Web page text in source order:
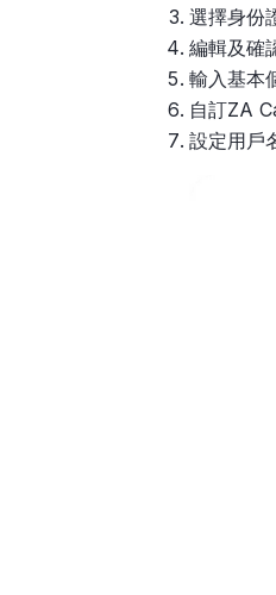
選擇身份
編輯及確
輸入基本
自訂ZA
設定用戶